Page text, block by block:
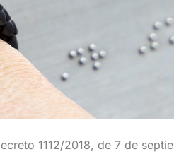
1112/2018, de 7 de